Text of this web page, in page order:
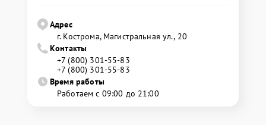
Адрес
г. Кострома, Магистральная ул., 20
Контакты
+7 (800) 301-55-83
+7 (800) 301-55-83
Время работы
Работаем с 09:00 до 21:00